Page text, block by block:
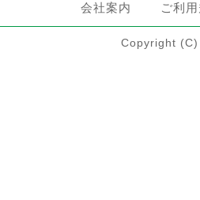
会社案内 ご利
Copyright